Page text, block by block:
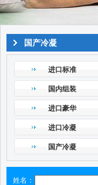
国产冷凝
进口标准
国内组装
进口豪华
进口冷凝
国产冷凝
姓名：